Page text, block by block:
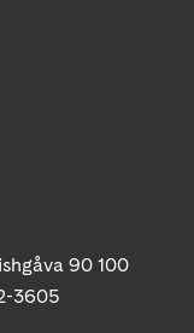
90 100
3605